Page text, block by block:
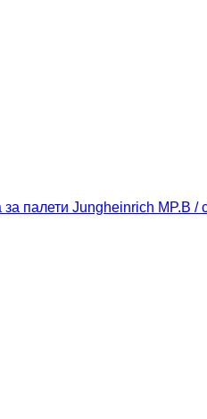
за палети Jungheinrich MP.B /